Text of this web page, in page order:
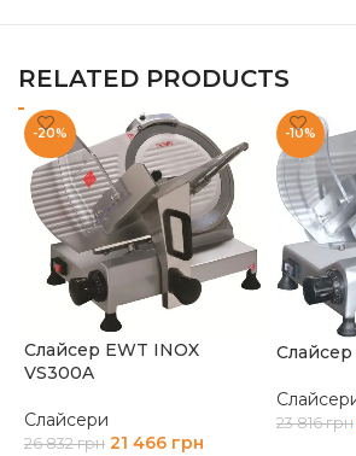
RELATED PRODUCTS
-20%
Слайсер EWT INOX
VS300A
Слайсери
26 832грн 21 466 грн
-10%
Слайсер
23 816грн